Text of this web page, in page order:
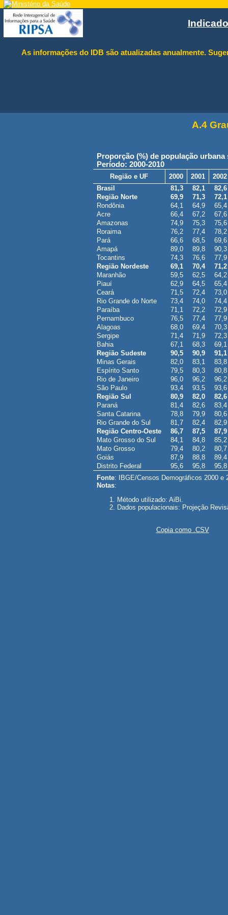
As informações do IDB são atualizadas anualmente.
A.4
Proporção (%) de população urbana
Período: 2000-2010
Região e UF 2000 2001
2002
Brasil
81,3 82,1
82,6
Região Norte
69,9 71,3
72,1
Rondônia
64,1 64,9
65,4
Acre
66,4 67,2
67,6
Amazonas
74,9 75,3
75,6
Roraima
76,2 77,4
78,2
Pará
66,6 68,5
69,6
Amapá
89,0 89,8
90,3
Tocantins
74,3 76,6
77,9
Região Nordeste
69,1 70,4
71,2
Maranhão
59,5 62,5
64,2
Piauí
62,9 64,5
65,4
Ceará
71,5 72,4
73,0
Rio Grande do Norte
73,4 74,0
74,4
Paraíba
71,1 72,2
72,9
Pernambuco
76,5 77,4
77,9
Alagoas
68,0 69,4
70,3
Sergipe
71,4 71,9
72,3
Bahia
67,1 68,3
69,1
Região Sudeste
90,5 90,9
91,1
Minas Gerais
82,0 83,1
83,8
Espírito Santo
79,5 80,3
80,8
Rio de Janeiro
96,0 96,2
96,2
São Paulo
93,4 93,5
93,6
Região Sul
80,9 82,0
82,6
Paraná
81,4 82,6
83,4
Santa Catarina
78,8 79,9
80,6
Rio Grande do Sul
81,7 82,4
82,9
Região Centro-Oeste
86,7 87,5
87,9
Mato Grosso do Sul
84,1 84,8
85,2
Mato Grosso
79,4 80,2
80,7
Goiás
87,9 88,8
89,4
Distrito Federal
95,6 95,8
95,8
Fonte: IBGE/Censos Demográficos 2000 e
Notas:
Método utilizado: AiBi.
Dados populacionais: Projeção
Copia como .CSV